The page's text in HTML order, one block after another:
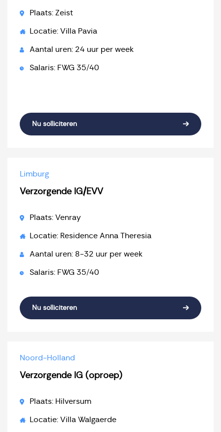
Plaats: Zeist
Locatie: Villa Pavia
Aantal uren: 24 uur per week
Salaris: FWG 35/40
Nu solliciteren
Limburg
Verzorgende IG/EVV
Plaats: Venray
Locatie: Residence Anna Theresia
Aantal uren: 8-32 uur per week
Salaris: FWG 35/40
Nu solliciteren
Noord-Holland
Verzorgende IG (oproep)
Plaats: Hilversum
Locatie: Villa Walgaerde